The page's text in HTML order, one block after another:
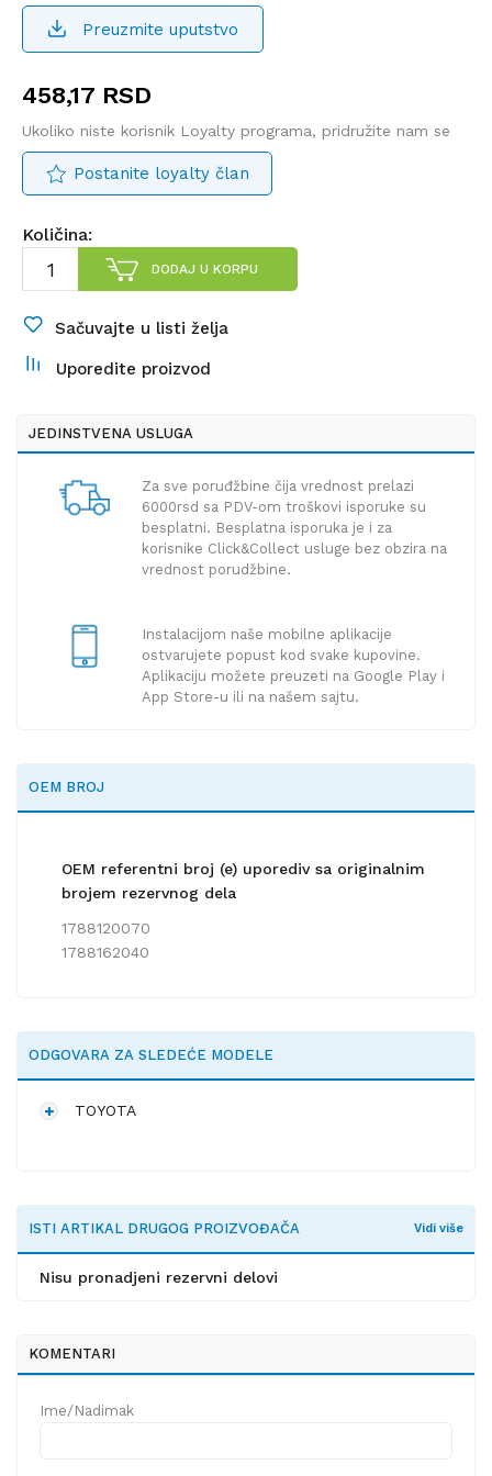
Preuzmite uputstvo
458,17 RSD
Ukoliko niste korisnik Loyalty programa, pridružite nam se
Postanite loyalty član
Količina:
DODAJ U KORPU
Sačuvajte u listi želja
Uporedite proizvod
JEDINSTVENA USLUGA
Za sve poruđžbine čija vrednost prelazi
6000rsd sa PDV-om troškovi isporuke su
besplatni. Besplatna isporuka je i za
korisnike Click&Collect usluge bez obzira na
vrednost porudžbine.
Instalacijom naše mobilne aplikacije
ostvarujete popust kod svake kupovine.
Aplikaciju možete preuzeti na Google Play i
App Store-u ili na našem sajtu.
OEM BROJ
OEM referentni broj (e) uporediv sa originalnim
brojem rezervnog dela
1788120070
1788162040
ODGOVARA ZA SLEDEĆE MODELE
TOYOTA
ISTI ARTIKAL DRUGOG PROIZVOĐAČA Vidi više
Nisu pronadjeni rezervni delovi
KOMENTARI
Ime/Nadimak